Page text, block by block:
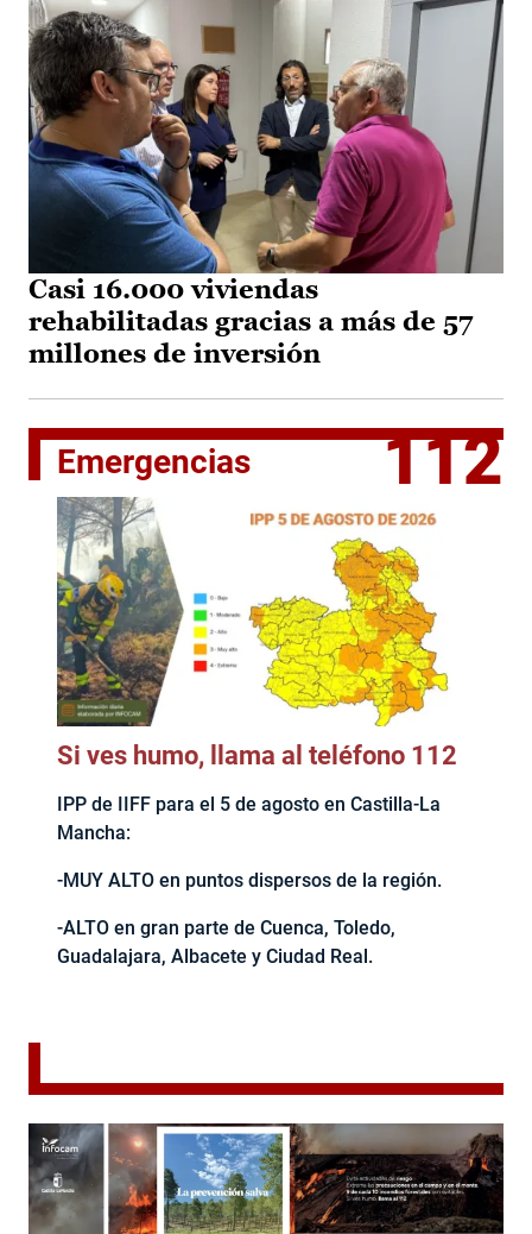
Casi 16.000 viviendas
rehabilitadas gracias a más de 57
millones de inversión
Emergencias 112
Si ves humo, llama al teléfono 112
IPP de IIFF para el 5 de agosto en Castilla-La
Mancha:
-MUY ALTO en puntos dispersos de la región.
-ALTO en gran parte de Cuenca, Toledo,
Guadalajara, Albacete y Ciudad Real.